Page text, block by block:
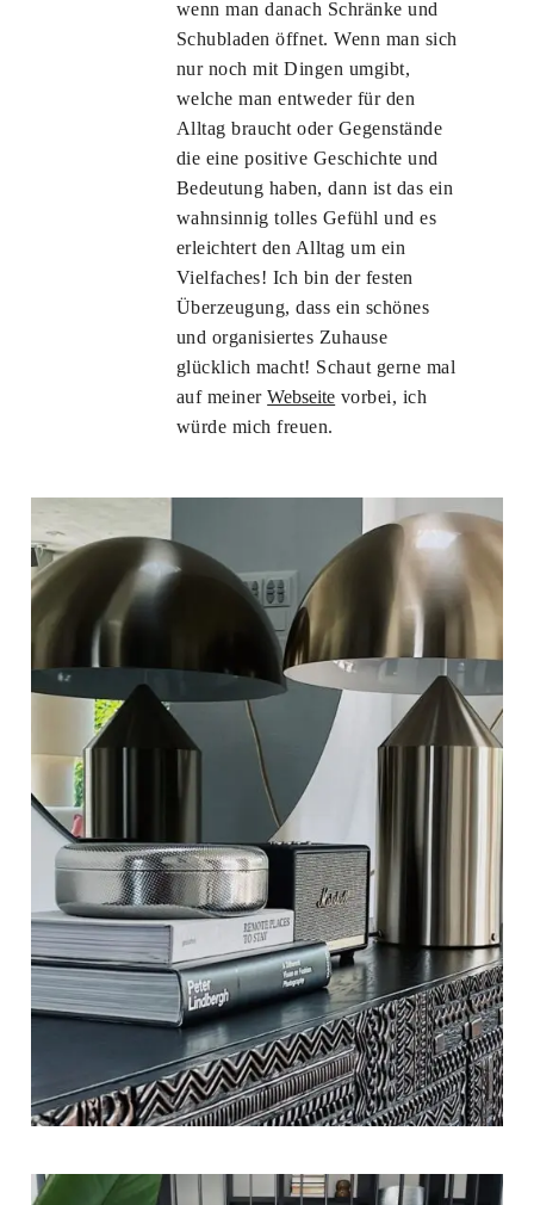
wenn man danach Schränke und
Schubladen öffnet. Wenn man sich
nur noch mit Dingen umgibt,
welche man entweder für den
Alltag braucht oder Gegenstände
die eine positive Geschichte und
Bedeutung haben, dann ist das ein
wahnsinnig tolles Gefühl und es
erleichtert den Alltag um ein
Vielfaches! Ich bin der festen
Überzeugung, dass ein schönes
und organisiertes Zuhause
glücklich macht! Schaut gerne mal
auf meinerWebseite vorbei, ich
würde mich freuen.